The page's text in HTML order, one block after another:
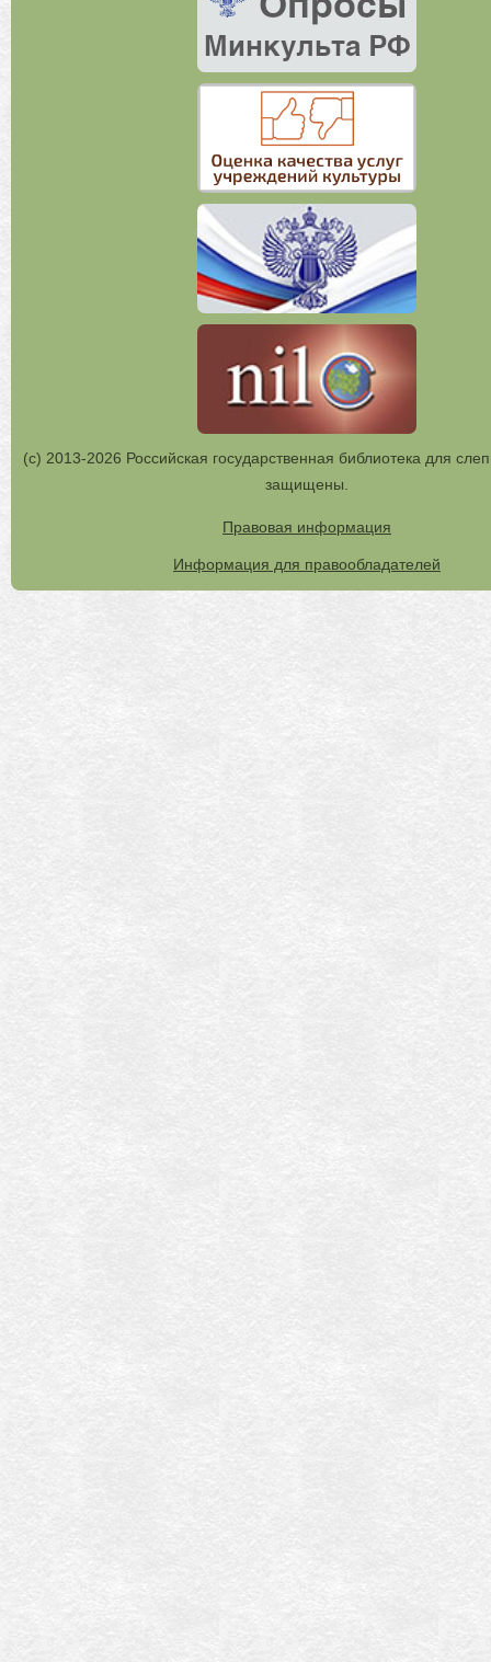
(с) 2013-2026 Российская государственная библиотека для
защищены.
Правовая информация
Информация для правообладателей